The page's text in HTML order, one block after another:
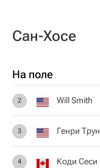
Сан-Хосе
На поле
2 Will Smith
3 Генри Трун
4 Коди Сеси